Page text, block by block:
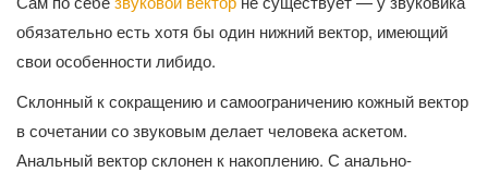
обязательно есть хотя бы один нижний вектор, имеющий
свои особенности либидо.
Склонный к сокращению и самоограничению кожный вектор
в сочетании со звуковым делает человека аскетом.
Анальный вектор склонен к накоплению. С анально-